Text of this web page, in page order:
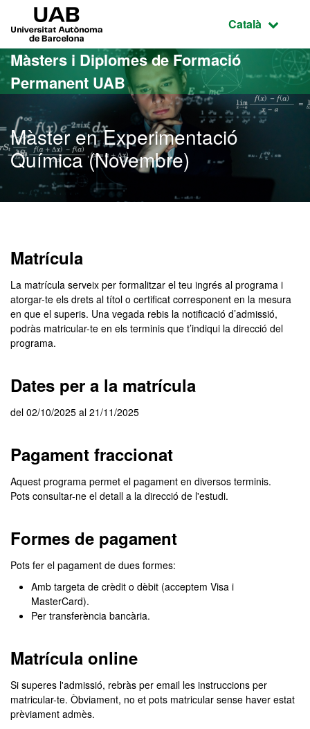
Ves al contingut principal
Ves a la navegació de la pàgina
Idioma
Català
Màsters i Diplomes de Formació
Permanent UAB
Màster en Experimentació
Química (Novembre)
Matrícula
La matrícula serveix per formalitzar el teu ingrés al programa i
atorgar-te els drets al títol o certificat corresponent en la mesura
en que el superis. Una vegada rebis la notificació d’admissió,
podràs matricular-te en els terminis que t’indiqui la direcció del
programa.
Dates per a la matrícula
del 02/10/2025 al 21/11/2025
Pagament fraccionat
Aquest programa permet el pagament en diversos terminis.
Pots consultar-ne el detall a la direcció de l'estudi.
Formes de pagament
Pots fer el pagament de dues formes:
Amb targeta de crèdit o dèbit (acceptem Visa i
MasterCard).
Per transferència bancària.
Matrícula online
Si superes l'admissió, rebràs per email les instruccions per
matricular-te. Òbviament, no et pots matricular sense haver estat
prèviament admès.